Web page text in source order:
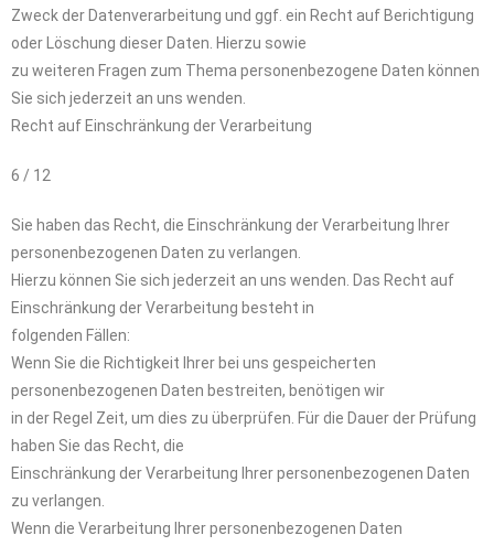
Zweck der Datenverarbeitung und ggf. ein Recht auf Berichtigung
oder Löschung dieser Daten. Hierzu sowie
zu weiteren Fragen zum Thema personenbezogene Daten können
Sie sich jederzeit an uns wenden.
Recht auf Einschränkung der Verarbeitung
6 / 12
Sie haben das Recht, die Einschränkung der Verarbeitung Ihrer
personenbezogenen Daten zu verlangen.
Hierzu können Sie sich jederzeit an uns wenden. Das Recht auf
Einschränkung der Verarbeitung besteht in
folgenden Fällen:
Wenn Sie die Richtigkeit Ihrer bei uns gespeicherten
personenbezogenen Daten bestreiten, benötigen wir
in der Regel Zeit, um dies zu überprüfen. Für die Dauer der Prüfung
haben Sie das Recht, die
Einschränkung der Verarbeitung Ihrer personenbezogenen Daten
zu verlangen.
Wenn die Verarbeitung Ihrer personenbezogenen Daten